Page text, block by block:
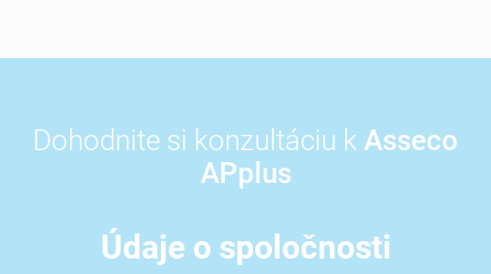
Dohodnite si konzultáciu k Asseco
APplus
Údaje o spoločnosti